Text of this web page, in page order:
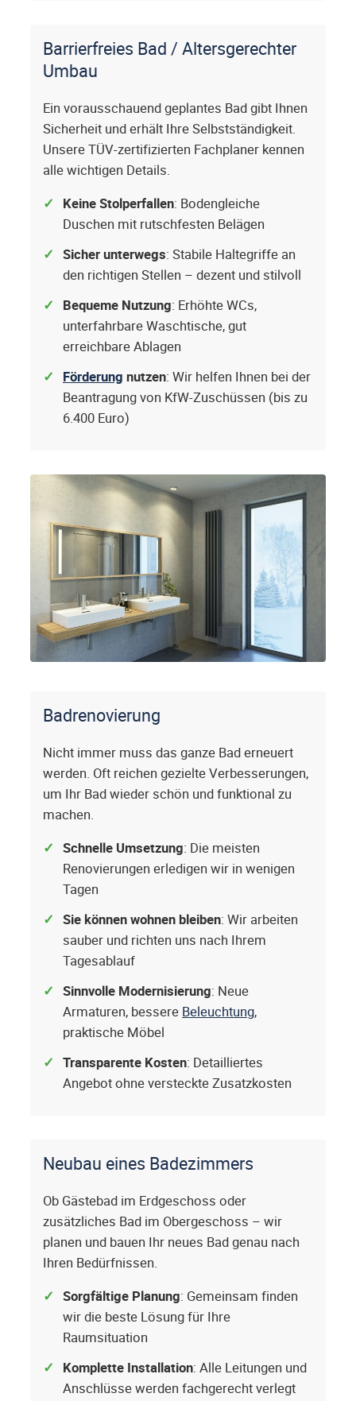
Barrierfreies Bad / Altersgerechter
Umbau
Ein vorausschauend geplantes Bad gibt Ihnen
Sicherheit und erhält Ihre Selbstständigkeit.
Unsere TÜV-zertifizierten Fachplaner kennen
alle wichtigen Details.
Keine Stolperfallen: Bodengleiche
Duschen mit rutschfesten Belägen
Sicher unterwegs: Stabile Haltegriffe an
den richtigen Stellen – dezent und stilvoll
Bequeme Nutzung: Erhöhte WCs,
unterfahrbare Waschtische, gut
erreichbare Ablagen
Förderung nutzen: Wir helfen Ihnen bei der
Beantragung von KfW-Zuschüssen (bis zu
6.400 Euro)
Badrenovierung
Nicht immer muss das ganze Bad erneuert
werden. Oft reichen gezielte Verbesserungen,
um Ihr Bad wieder schön und funktional zu
machen.
Schnelle Umsetzung: Die meisten
Renovierungen erledigen wir in wenigen
Tagen
Sie können wohnen bleiben: Wir arbeiten
sauber und richten uns nach Ihrem
Tagesablauf
Sinnvolle Modernisierung: Neue
Armaturen, bessere Beleuchtung,
praktische Möbel
Transparente Kosten: Detailliertes
Angebot ohne versteckte Zusatzkosten
Neubau eines Badezimmers
Ob Gästebad im Erdgeschoss oder
zusätzliches Bad im Obergeschoss – wir
planen und bauen Ihr neues Bad genau nach
Ihren Bedürfnissen.
Sorgfältige Planung: Gemeinsam finden
wir die beste Lösung für Ihre
Raumsituation
Komplette Installation: Alle Leitungen und
Anschlüsse werden fachgerecht verlegt